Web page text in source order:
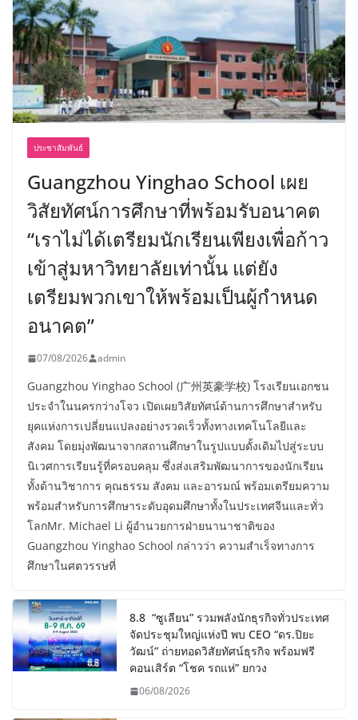
ประชาสัมพันธ์
Guangzhou Yinghao School เผย
วิสัยทัศน์การศึกษาที่พร้อมรับอนาคต
“เราไม่ได้เตรียมนักเรียนเพียงเพื่อก้าว
เข้าสู่มหาวิทยาลัยเท่านั้น แต่ยัง
เตรียมพวกเขาให้พร้อมเป็นผู้กำหนด
อนาคต”
07/08/2026 admin
Guangzhou Yinghao School (广州英豪学校) โรงเรียนเอกชน
ประจำในนครกว่างโจว เปิดเผยวิสัยทัศน์ด้านการศึกษาสำหรับ
ยุคแห่งการเปลี่ยนแปลงอย่างรวดเร็วทั้งทางเทคโนโลยีและ
สังคม โดยมุ่งพัฒนาจากสถานศึกษาในรูปแบบดั้งเดิมไปสู่ระบบ
นิเวศการเรียนรู้ที่ครอบคลุม ซึ่งส่งเสริมพัฒนาการของนักเรียน
ทั้งด้านวิชาการ คุณธรรม สังคม และอารมณ์ พร้อมเตรียมความ
พร้อมสำหรับการศึกษาระดับอุดมศึกษาทั้งในประเทศจีนและทั่ว
โลกMr. Michael Li ผู้อำนวยการฝ่ายนานาชาติของ
Guangzhou Yinghao School กล่าวว่า ความสำเร็จทางการ
ศึกษาในศตวรรษที่
8.8 “ซูเลียน” รวมพลังนักธุรกิจทั่วประเทศ
จัดประชุมใหญ่แห่งปี พบ CEO “ดร.ปิยะ
วัฒน์” ถ่ายทอดวิสัยทัศน์ธุรกิจ พร้อมฟรี
คอนเสิร์ต “โชค รถแห่” ยกวง
06/08/2026